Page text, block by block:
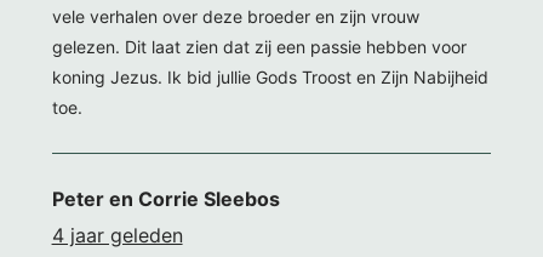
vele verhalen over deze broeder en zijn vrouw
gelezen. Dit laat zien dat zij een passie hebben voor
koning Jezus. Ik bid jullie Gods Troost en Zijn Nabijheid
toe.
Peter en Corrie Sleebos
4 jaar geleden